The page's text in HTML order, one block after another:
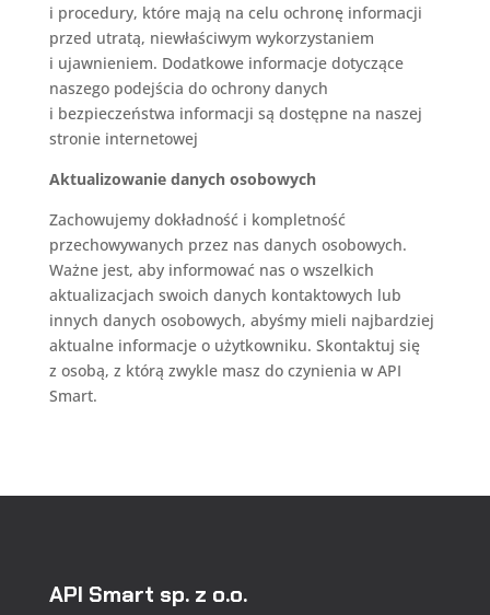
i procedury, które mają na celu ochronę informacji
przed utratą, niewłaściwym wykorzystaniem
i ujawnieniem. Dodatkowe informacje dotyczące
naszego podejścia do ochrony danych
i bezpieczeństwa informacji są dostępne na naszej
stronie internetowej
Aktualizowanie danych osobowych
Zachowujemy dokładność i kompletność
przechowywanych przez nas danych osobowych.
Ważne jest, aby informować nas o wszelkich
aktualizacjach swoich danych kontaktowych lub
innych danych osobowych, abyśmy mieli najbardziej
aktualne informacje o użytkowniku. Skontaktuj się
z osobą, z którą zwykle masz do czynienia w API
Smart.
API Smart sp. z o.o.